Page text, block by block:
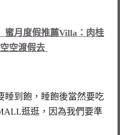
蜜月度假推薦Villa：肉桂
空渡假去
睡到飽，睡飽後當然要吃
逛逛，因為我們要準